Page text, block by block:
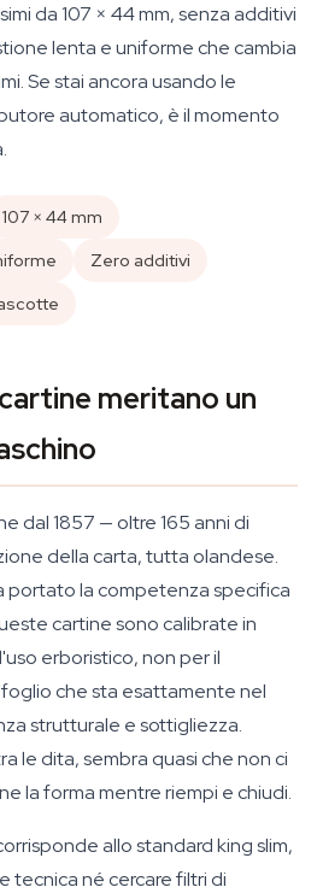
da 107 × 44 mm, senza additivi
lenta e uniforme che cambia
Se stai ancora usando le
automatico, è il momento
107 × 44 mm
Zero additivi
meritano un
dal 1857 — oltre 165 anni di
della carta, tutta olandese.
portato la competenza specifica
cartine sono calibrate in
erboristico, non per il
che sta esattamente nel
strutturale e sottigliezza.
le dita, sembra quasi che non ci
la forma mentre riempi e chiudi.
allo standard king slim,
tecnica né cercare filtri di